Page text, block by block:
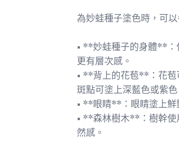
為妙蛙種子塗色時，可以
• **妙蛙種子的身體**：
更有層次感。
• **背上的花苞**：花苞
斑點可塗上深藍色或紫色
• **眼睛**：眼睛塗上鮮
• **森林樹木**：樹幹使
然感。